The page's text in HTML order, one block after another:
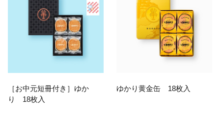
［お中元短冊付き］ゆか
り 18枚入
ゆかり黄金缶 18枚入